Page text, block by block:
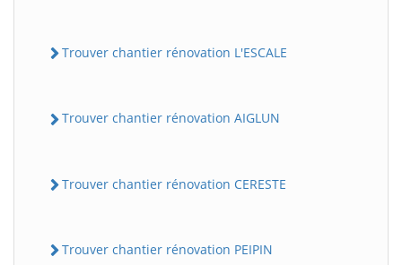
Trouver chantier rénovation L'ESCALE
Trouver chantier rénovation AIGLUN
Trouver chantier rénovation CERESTE
Trouver chantier rénovation PEIPIN